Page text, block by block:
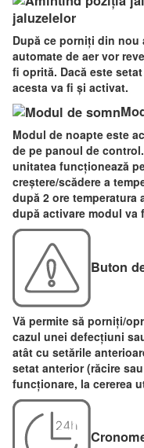
jaluzelelor
După ce porniți din
automate de aer vor
fi oprită. Dacă este
acesta va fi și activat.
Modul de noapte este
de pe panoul de
unitatea funcționează
creștere/scădere a
după 2 ore temperatura
după activare modul va
Buton
Vă permite să porniți/
cazul unei defecțiuni
atât cu setările
setat anterior (răcire
funcționare, la cererea